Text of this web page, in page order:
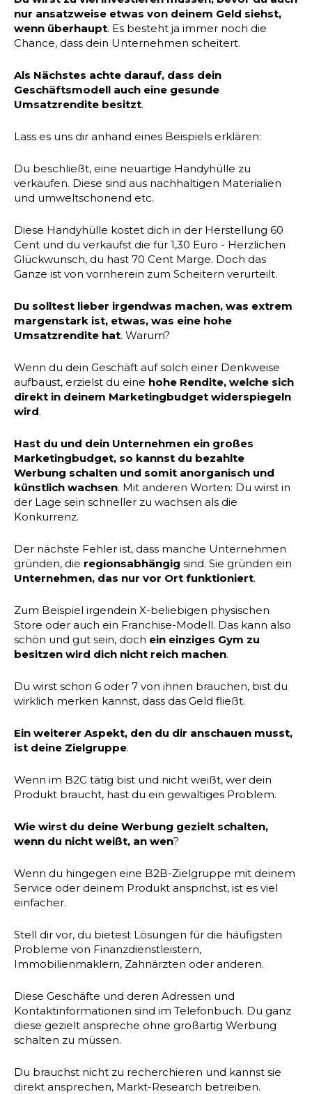
nur ansatzweise etwas von deinem Geld siehst,
wenn überhaupt. Es besteht ja immer noch die
Chance, dass dein Unternehmen scheitert.
Als Nächstes achte darauf, dass dein
Geschäftsmodell auch eine gesunde
Umsatzrendite besitzt.
Lass es uns dir anhand eines Beispiels erklären:
Du beschließt, eine neuartige Handyhülle zu
verkaufen. Diese sind aus nachhaltigen Materialien
und umweltschonend etc.
Diese Handyhülle kostet dich in der Herstellung 60
Cent und du verkaufst die für 1,30 Euro - Herzlichen
Glückwunsch, du hast 70 Cent Marge. Doch das
Ganze ist von vornherein zum Scheitern verurteilt.
Du solltest lieber irgendwas machen, was extrem
margenstark ist, etwas, was eine hohe
Umsatzrendite hat. Warum?
Wenn du dein Geschäft auf solch einer Denkweise
aufbaust, erzielst du eine hohe Rendite, welche sich
direkt in deinem Marketingbudget widerspiegeln
wird.
Hast du und dein Unternehmen ein großes
Marketingbudget, so kannst du bezahlte
Werbung schalten und somit anorganisch und
künstlich wachsen. Mit anderen Worten: Du wirst in
der Lage sein schneller zu wachsen als die
Konkurrenz.
Der nächste Fehler ist, dass manche Unternehmen
gründen, die regionsabhängig sind. Sie gründen ein
Unternehmen, das nur vor Ort funktioniert.
Zum Beispiel irgendein X-beliebigen physischen
Store oder auch ein Franchise-Modell. Das kann also
schön und gut sein, doch ein einziges Gym zu
besitzen wird dich nicht reich machen.
Du wirst schon 6 oder 7 von ihnen brauchen, bist du
wirklich merken kannst, dass das Geld fließt.
Ein weiterer Aspekt, den du dir anschauen musst,
ist deine Zielgruppe.
Wenn im B2C tätig bist und nicht weißt, wer dein
Produkt braucht, hast du ein gewaltiges Problem.
Wie wirst du deine Werbung gezielt schalten,
wenn du nicht weißt, an wen?
Wenn du hingegen eine B2B-Zielgruppe mit deinem
Service oder deinem Produkt ansprichst, ist es viel
einfacher.
Stell dir vor, du bietest Lösungen für die häufigsten
Probleme von Finanzdienstleistern,
Immobilienmaklern, Zahnärzten oder anderen.
Diese Geschäfte und deren Adressen und
Kontaktinformationen sind im Telefonbuch. Du ganz
diese gezielt anspreche ohne großartig Werbung
schalten zu müssen.
Du brauchst nicht zu recherchieren und kannst sie
direkt ansprechen, Markt-Research betreiben.